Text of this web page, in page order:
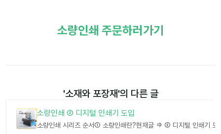
소량인쇄 주문하러가기
'소재와 포장재'의 다른 글
소량인쇄 ② 디지털 인쇄기 도입